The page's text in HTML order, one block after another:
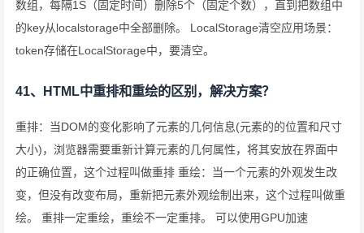
数组，每隔1S（固定时间）删除5个（固定个数），直到把数组中
的key从localstorage中全部删除。 LocalStorage清空应用场景：
token存储在LocalStorage中，要清空。
41、HTML中重排和重绘的区别，解决方案？
重排：当DOM的变化影响了元素的几何信息(元素的的位置和尺寸
大小)，浏览器需要重新计算元素的几何属性，将其安放在界面中
的正确位置，这个过程叫做重排 重绘：当一个元素的外观发生改
变，但没有改变布局，重新把元素外观绘制出来，这个过程叫做重
绘。 重排一定重绘，重绘不一定重排。 可以使用GPU加速